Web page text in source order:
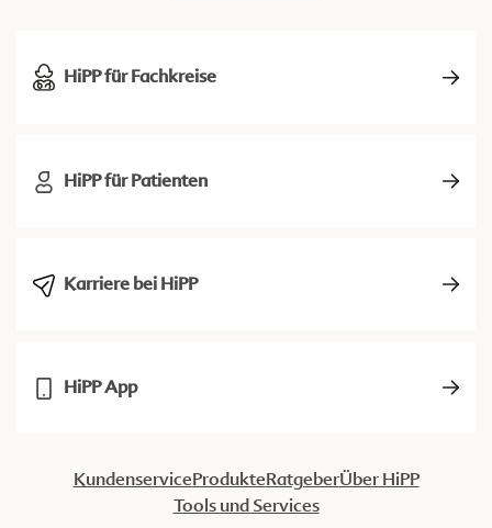
HiPP für Fachkreise
HiPP für Patienten
Karriere bei HiPP
HiPP App
KundenserviceProdukteRatgeberÜber HiPP
Tools und Services